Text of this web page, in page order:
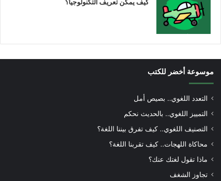
موسوعة أخضر للكتب
التعدد اللغوي.. بصيص أمل
التمييز اللغوي.. بالحديث نحكم
التصنيف اللغوي.. كيف تفرق بيننا اللغة؟
محاكاة اللهجات.. كيف تقربنا اللغة؟
ماذا تقول لغتك عنك؟
تجاوز الشغف